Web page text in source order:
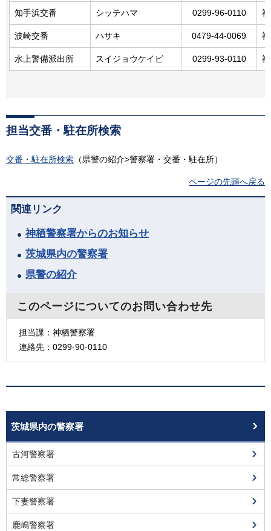
知手浜交番 シッテハマ 0299-96-0110
波崎交番 ハサキ 0479-44-0069
水上警備派出所 スイジョウケイビ 0299-93-0110
担当交番・駐在所検索
交番・駐在所検索 （県警の紹介>警察署・交番・駐在所）
ページの先頭へ戻る
関連リンク
神栖警察署からのお知らせ
茨城県内の警察署
県警の紹介
このページについてのお問い合わせ先
担当課：神栖警察署
連絡先：0299-90-0110
茨城県内の警察署
古河警察署
常総警察署
下妻警察署
鹿嶋警察署